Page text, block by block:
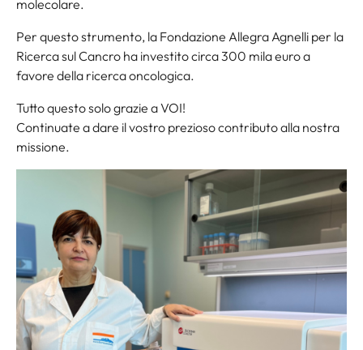
molecolare.
Per questo strumento, la Fondazione Allegra Agnelli per la
Ricerca sul Cancro ha investito circa 300 mila euro a
favore della ricerca oncologica.
Tutto questo solo grazie a VOI!
Continuate a dare il vostro prezioso contributo alla nostra
missione.